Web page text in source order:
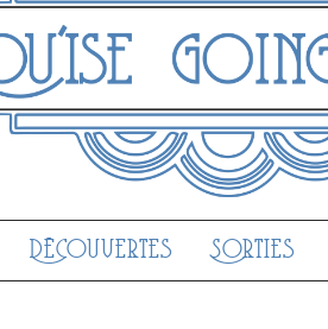
Découvertes Sorties